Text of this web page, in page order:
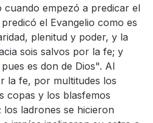
empezó a predicar el
el Evangelio como es
plenitud y poder, y la
sois salvos por la fe; y
es don de Dios". Al
la fe, por multitudes los
copas y los blasfemos
ladrones se hicieron